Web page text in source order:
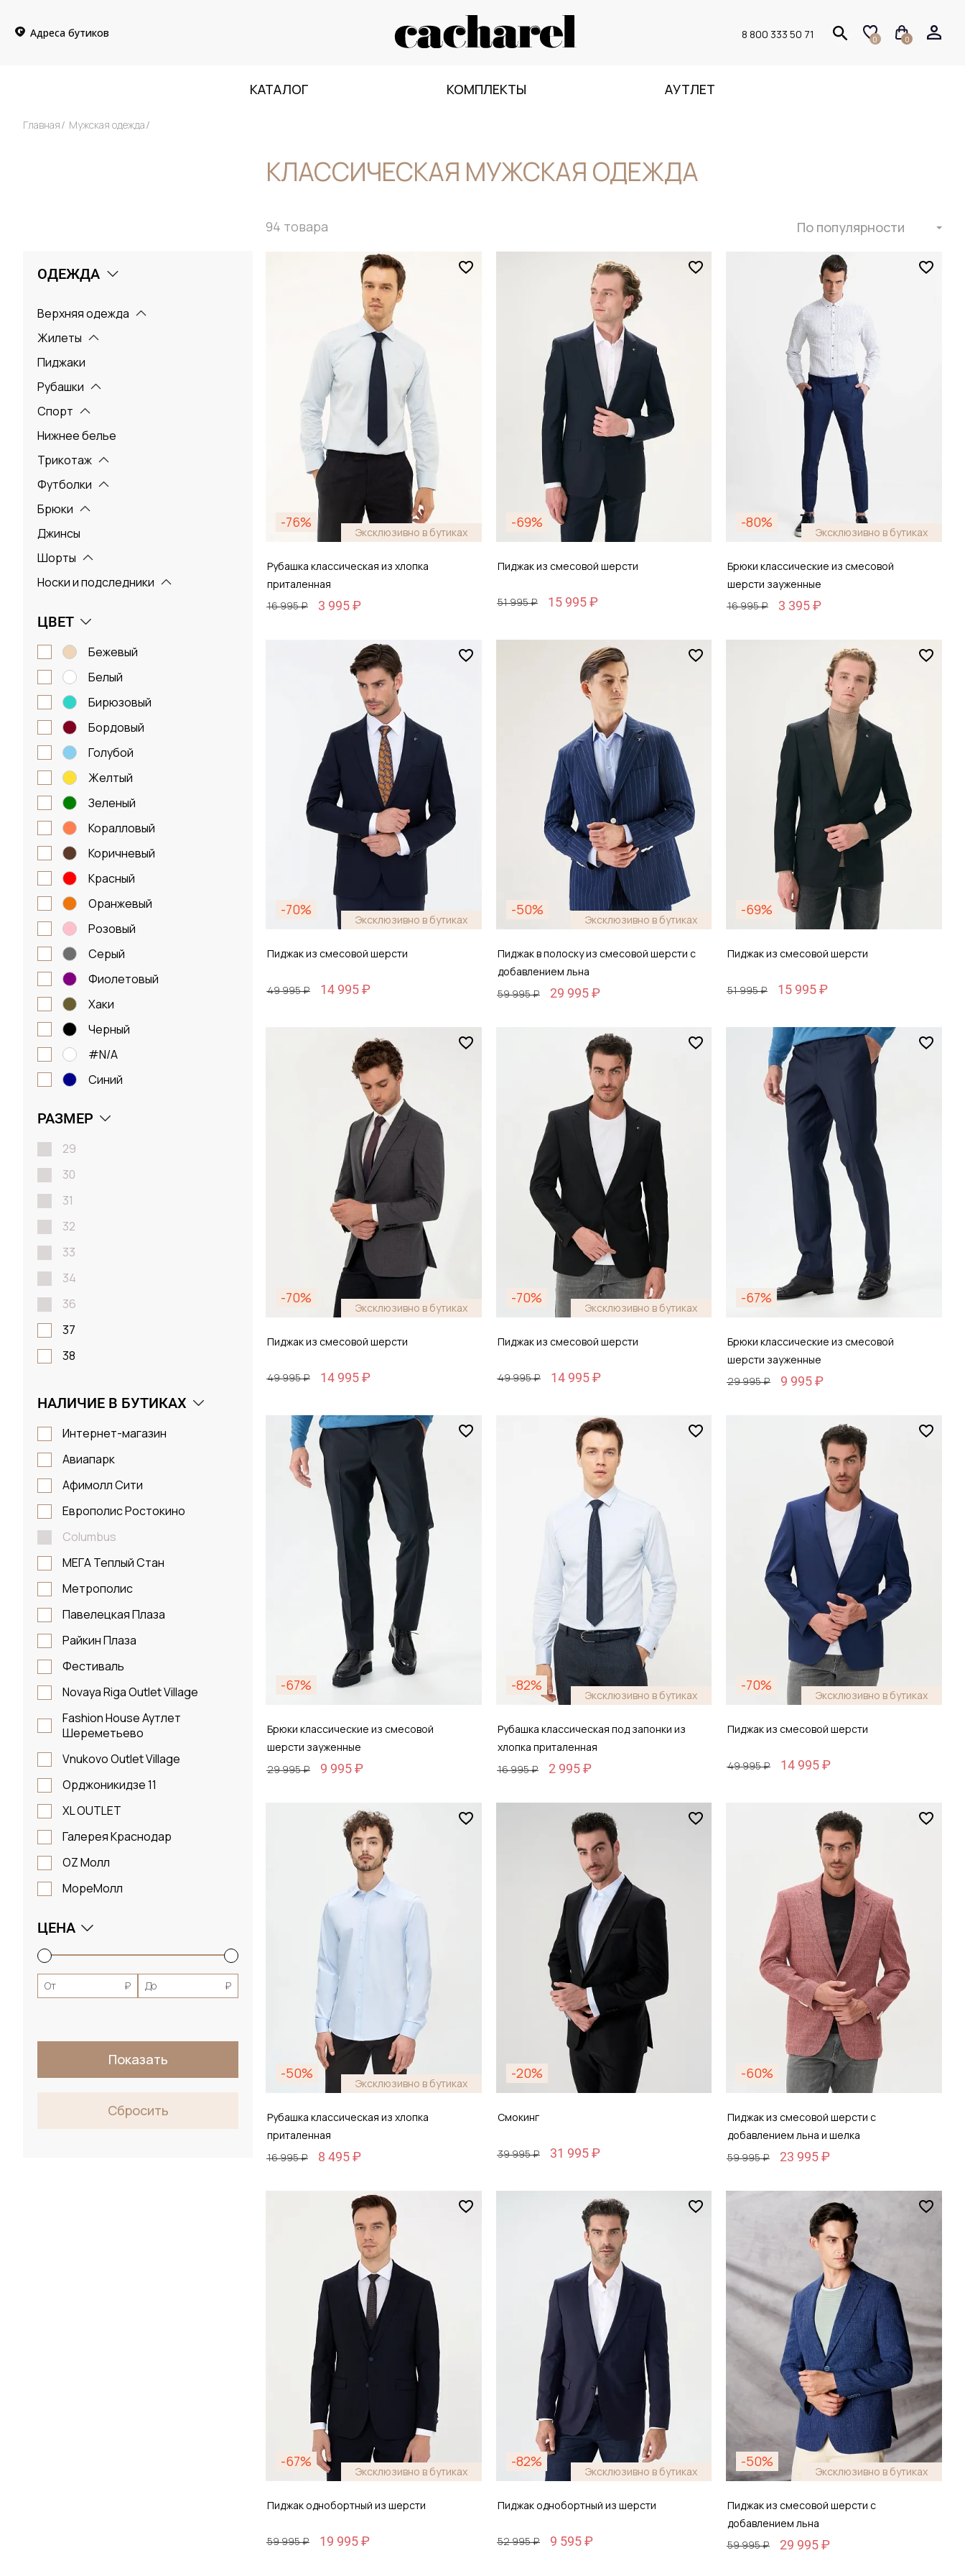
Адреса бутиков 8 800 333 50 71 0 0
КАТАЛОГ КОМПЛЕКТЫ АУТЛЕТ
Главная Мужская одежда
КЛАССИЧЕСКАЯ МУЖСКАЯ ОДЕЖДА
ОДЕЖДА
Верхняя одежда
Жилеты
Пиджаки
Рубашки
Спорт
Нижнее белье
Трикотаж
Футболки
Брюки
Джинсы
Шорты
Носки и подследники
ЦВЕТ
бежевый
белый
бирюзовый
бордовый
голубой
желтый
зеленый
коралловый
коричневый
красный
оранжевый
розовый
серый
фиолетовый
хаки
черный
#N/A
синий
РАЗМЕР
29
30
31
32
33
34
36
37
38
40
40-44
40_42
41
42
43
43_45
44
45
46
48
50
52
58
L
XL
2XL
XXL
39_42
НАЛИЧИЕ В БУТИКАХ
Интернет-магазин
Авиапарк
Афимолл Сити
Европолис Ростокино
Columbus
МЕГА Теплый Стан
Метрополис
Павелецкая Плаза
Райкин Плаза
Фестиваль
Novaya Riga Outlet Village
Fashion House Аутлет
Шереметьево
Vnukovo Outlet Village
Орджоникидзе 11
XL OUTLET
Галерея Краснодар
OZ Молл
МореМолл
ЦЕНА
От ₽ До ₽
Показать
Сбросить
94 товара По популярности
-76%
Эксклюзивно в бутиках
Рубашка классическая из хлопка
приталенная
16 995 ₽
3 995 ₽
Добавить в корзину
-69%
Пиджак из смесовой шерсти
51 995 ₽ 15 995 ₽
Добавить в корзину
-80%
Эксклюзивно в бутиках
Брюки классические из смесовой
шерсти зауженные
16 995 ₽
3 395 ₽
Добавить в корзину
-70%
Эксклюзивно в бутиках
Пиджак из смесовой шерсти
49 995 ₽ 14 995 ₽
Добавить в корзину
-50%
Эксклюзивно в бутиках
Пиджак в полоску из смесовой шерсти с
добавлением льна
59 995 ₽
29 995 ₽
Добавить в корзину
-69%
Пиджак из смесовой шерсти
51 995 ₽ 15 995 ₽
Размер
46 / 46
Добавить в корзину
-70%
Эксклюзивно в бутиках
Пиджак из смесовой шерсти
49 995 ₽ 14 995 ₽
Размер
46 / 46
Добавить в корзину
-70%
Эксклюзивно в бутиках
Пиджак из смесовой шерсти
49 995 ₽ 14 995 ₽
Добавить в корзину
-67%
Брюки классические из смесовой
шерсти зауженные
29 995 ₽
9 995 ₽
Добавить в корзину
-67%
Брюки классические из смесовой
шерсти зауженные
29 995 ₽
9 995 ₽
Добавить в корзину
-82%
Эксклюзивно в бутиках
Рубашка классическая под запонки из
хлопка приталенная
16 995 ₽
2 995 ₽
Добавить в корзину
-70%
Эксклюзивно в бутиках
Пиджак из смесовой шерсти
49 995 ₽ 14 995 ₽
Добавить в корзину
-50%
Эксклюзивно в бутиках
Рубашка классическая из хлопка
приталенная
16 995 ₽
8 495 ₽
Добавить в корзину
-20%
Смокинг
39 995 ₽ 31 995 ₽
Добавить в корзину
-60%
Пиджак из смесовой шерсти с
добавлением льна и шелка
59 995 ₽
23 995 ₽
Добавить в корзину
-67%
Эксклюзивно в бутиках
Пиджак однобортный из шерсти
59 995 ₽ 19 995 ₽
-82%
Эксклюзивно в бутиках
Пиджак однобортный из шерсти
52 995 ₽ 9 595 ₽
-50%
Эксклюзивно в бутиках
Пиджак из смесовой шерсти с
добавлением льна
59 995 ₽
29 995 ₽